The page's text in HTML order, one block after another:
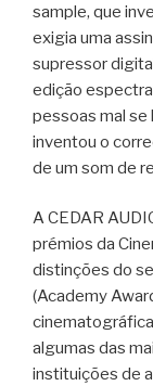
sample, que
exigia uma
supressor
edição
pessoas mal se
inventou o
de um som de
A CEDAR
prémios da
distinções do
(Academy
algumas das
instituições de